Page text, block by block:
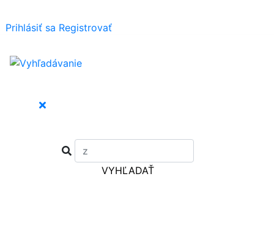
Prihlásiť sa Registrovať
VYHĽADAŤ